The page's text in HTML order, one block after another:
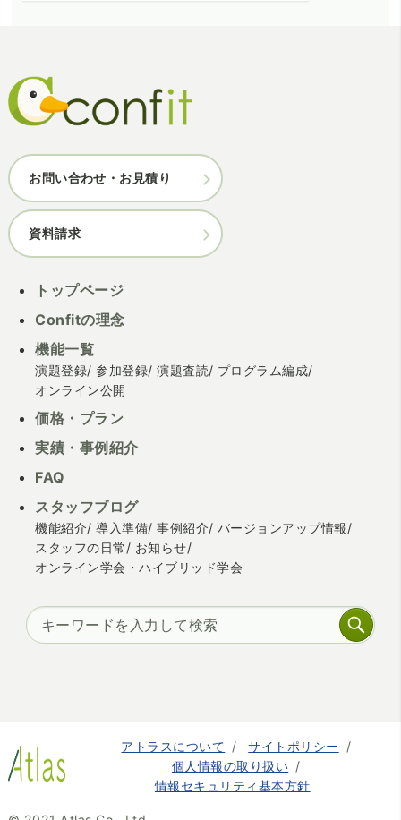
お問い合わせ・お見積り
資料請求
トップページ
Confitの理念
機能一覧
演題登録 参加登録 演題査読
プログラム編成
オンライン公開
価格・プラン
実績・事例紹介
FAQ
スタッフブログ
機能紹介 導入準備 事例紹介
バージョンアップ情報
スタッフの日常
お知らせ
オンライン学会・ハイブリッド学会
アトラスについて
サイトポリシー
個人情報の取り扱い
情報セキュリティ基本方針